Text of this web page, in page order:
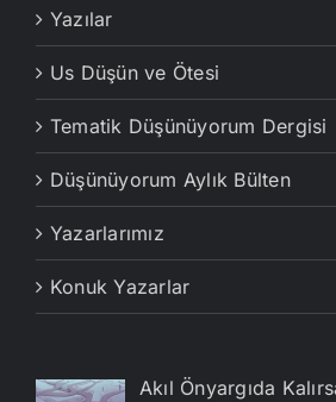
Yazılar
Us Düşün ve Ötesi
Tematik Düşünüyorum Dergisi
Düşünüyorum Aylık Bülten
Yazarlarımız
Konuk Yazarlar
Akıl Önyargıda